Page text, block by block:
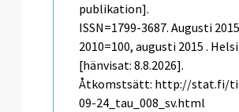
publikation].
ISSN=1799-3687.Augusti
2010=100, augusti 2015 .
[hänvisat: 8.8.2026].
Åtkomstsätt: http://stat.fi/
09-24_tau_008_sv.html